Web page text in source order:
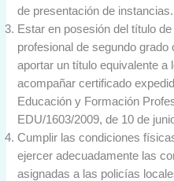
de presentación de instancias.
Estar en posesión del título
profesional de segundo
aportar un título equivalente a
acompañar certificado
Educación y Formación
EDU/1603/2009, de 10 de
Cumplir las condiciones
ejercer adecuadamente las
asignadas a las policías